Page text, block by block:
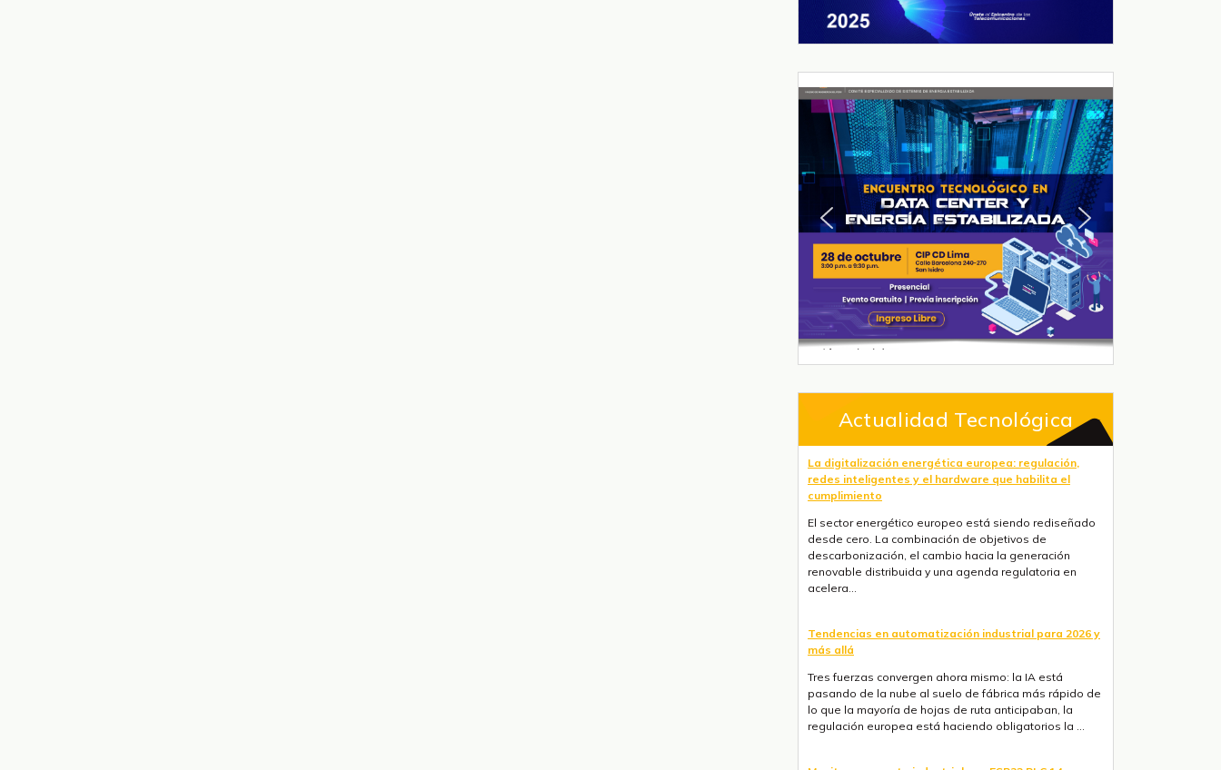
Actualidad Tecnológica
La digitalización energética europea: regulación,
redes inteligentes y el hardware que habilita el
cumplimiento
El sector energético europeo está siendo rediseñado
desde cero. La combinación de objetivos de
descarbonización, el cambio hacia la generación
renovable distribuida y una agenda regulatoria en
acelera...
Tendencias en automatización industrial para 2026 y
más allá
Tres fuerzas convergen ahora mismo: la IA está
pasando de la nube al suelo de fábrica más rápido de
lo que la mayoría de hojas de ruta anticipaban, la
regulación europea está haciendo obligatorios la ...